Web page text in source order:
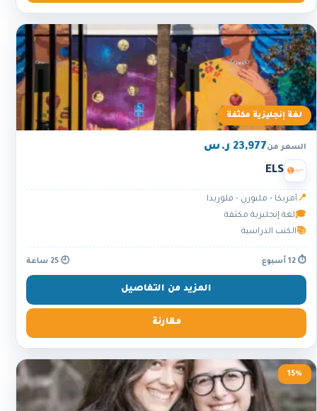
لغة إنجليزية مكثفة
السعر من23,977 ر.س
ELS
📍 أمريكا - ملبورن - فلوريدا
🎓لغة إنجليزية مكثفة
📚الكتب الدراسية
⏱ 12 أسبوع 🕘 25 ساعة
المزيد من التفاصيل
مقارنة
15%